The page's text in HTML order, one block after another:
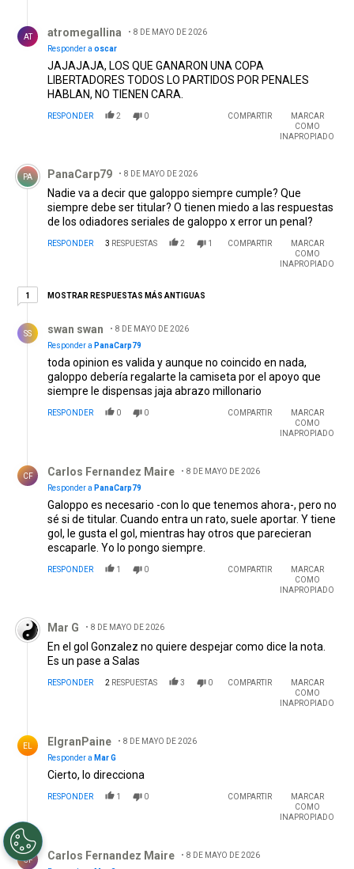
AT atromegallina
8 DE MAYO DE 2026
Responder a oscar
JAJAJAJA, LOS QUE GANARON UNA COPA
LIBERTADORES TODOS LO PARTIDOS POR PENALES
HABLAN, NO TIENEN CARA.
RESPONDER 2 0 COMPARTIR
MARCAR
COMO
INAPROPIADO
Comentario de PanaCarp79.
PA PanaCarp79 8 DE MAYO DE 2026
Nadie va a decir que galoppo siempre cumple? Que
siempre debe ser titular? O tienen miedo a las respuestas
de los odiadores seriales de galoppo x error un penal?
RESPONDER 3 RESPUESTAS 2 1 COMPARTIR
MARCAR
COMO
INAPROPIADO
11 respuesta más antiguas
MOSTRAR RESPUESTAS MÁS ANTIGUAS
SS swan swan
8 DE MAYO DE 2026
Responder a PanaCarp79
toda opinion es valida y aunque no coincido en nada,
galoppo debería regalarte la camiseta por el apoyo que
siempre le dispensas jaja abrazo millonario
RESPONDER 0 0 COMPARTIR
MARCAR
COMO
INAPROPIADO
CF Carlos Fernandez Maire
8 DE MAYO DE 2026
Responder a PanaCarp79
Galoppo es necesario -con lo que tenemos ahora-, pero no
sé si de titular. Cuando entra un rato, suele aportar. Y tiene
gol, le gusta el gol, mientras hay otros que parecieran
escaparle. Yo lo pongo siempre.
RESPONDER 1 0 COMPARTIR
MARCAR
COMO
INAPROPIADO
Comentario de Mar G.
Mar G 8 DE MAYO DE 2026
En el gol Gonzalez no quiere despejar como dice la nota.
Es un pase a Salas
RESPONDER 2 RESPUESTAS 3 0 COMPARTIR
MARCAR
COMO
INAPROPIADO
EL ElgranPaine
8 DE MAYO DE 2026
Responder a Mar G
Cierto, lo direcciona
RESPONDER 1 0 COMPARTIR
MARCAR
COMO
INAPROPIADO
Respuesta de Carlos Fernandez Maire.
CF Carlos Fernandez Maire
8 DE MAYO DE 2026